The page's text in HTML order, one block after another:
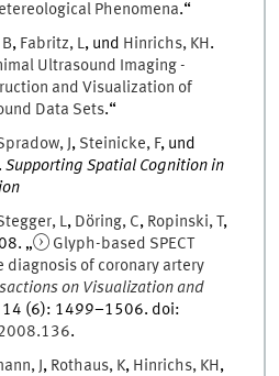
Phenomena.“
B, Fabritz, L, und Hinrichs, KH .
Ultrasound Imaging -
and Visualization of
Data Sets.“
, , Steinicke, F, und
.Supporting Spatial Cognition in
, L, Döring, C, Ropinski,T,
. „
Glyph-based SPECT
diagnosis of coronary artery
on Visualization and
14 (6): 1499–1506. doi:
.
, J, Rothaus, K, Hinrichs, KH,